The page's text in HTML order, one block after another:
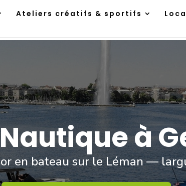
Ateliers créatifs & sportifs
à
en bateau sur le Léman —